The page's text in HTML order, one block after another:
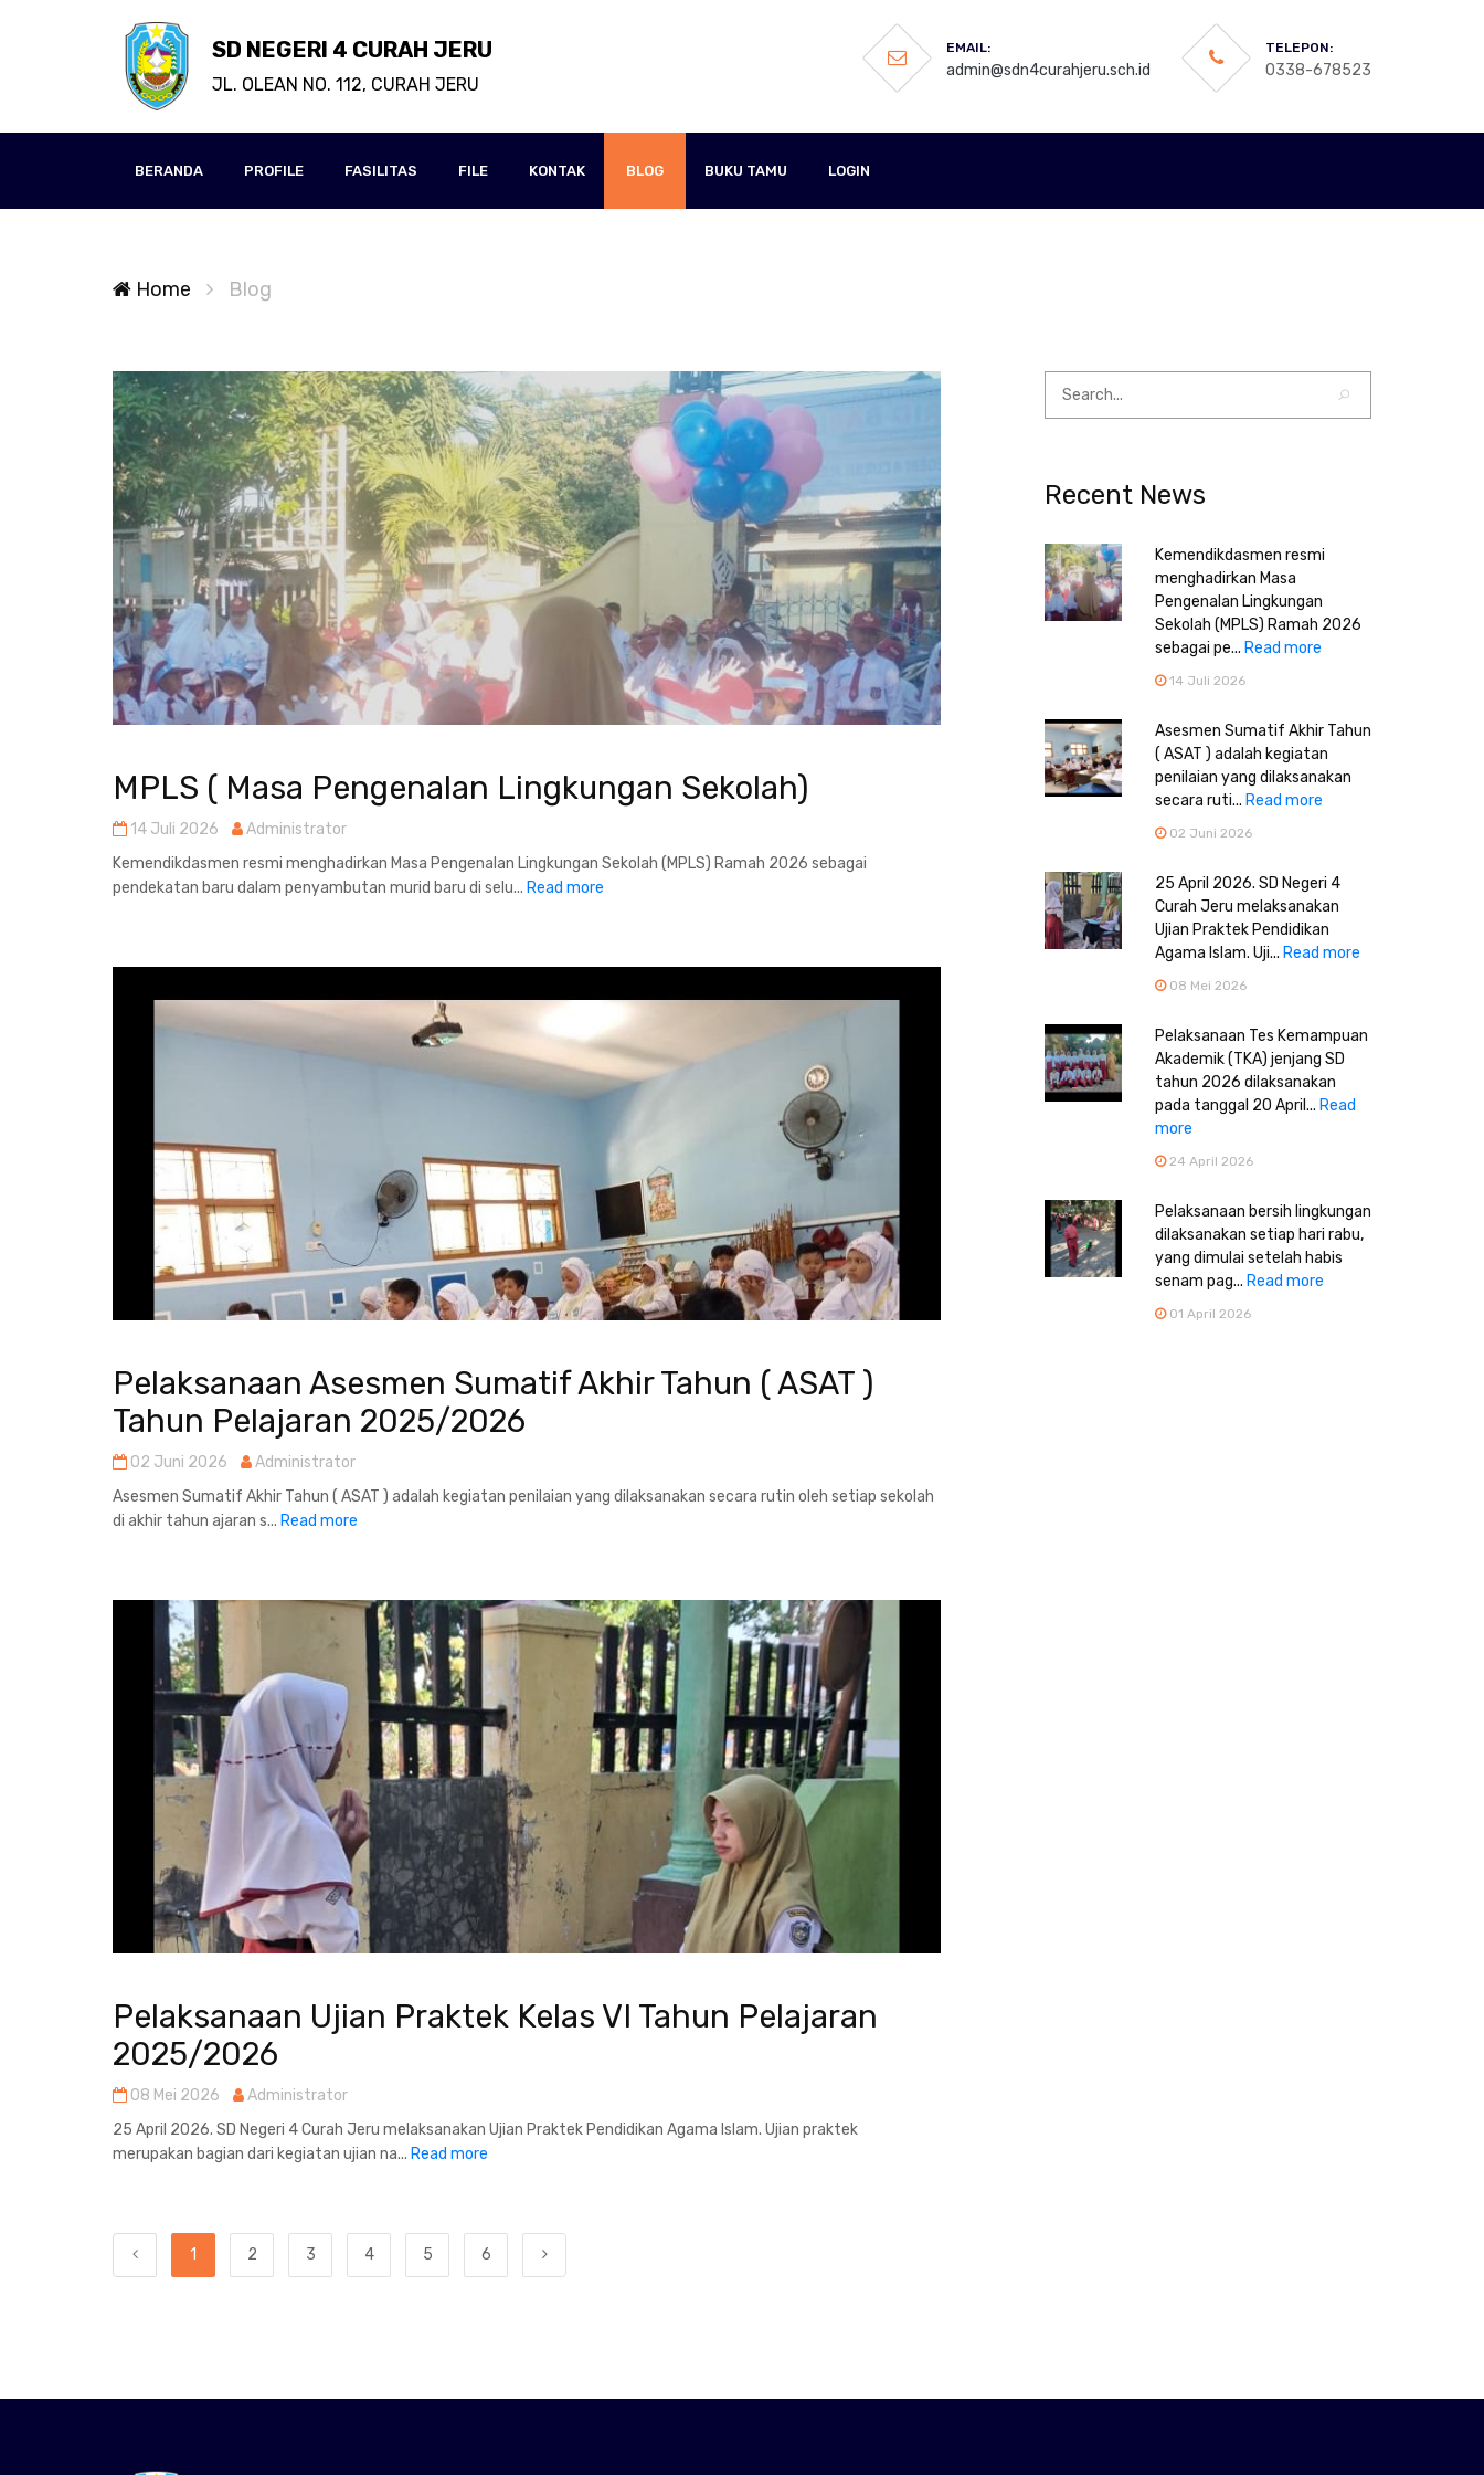
SD NEGERI 4 CURAH JERU
JL. OLEAN NO. 112, CURAH JERU
EMAIL:
admin@sdn4curahjeru.sch.id
TELEPON:
0338-678523
BERANDA PROFILE FASILITAS FILE KONTAK BLOG BUKU TAMU LOGIN
Home Blog
MPLS ( Masa Pengenalan Lingkungan Sekolah)
14 Juli 2026
Administrator
Kemendikdasmen resmi menghadirkan Masa Pengenalan Lingkungan Sekolah (MPLS) Ramah 2026 sebagai
pendekatan baru dalam penyambutan murid baru di selu... Read more
Pelaksanaan Asesmen Sumatif Akhir Tahun ( ASAT )
Tahun Pelajaran 2025/2026
02 Juni 2026
Administrator
Asesmen Sumatif Akhir Tahun ( ASAT ) adalah kegiatan penilaian yang dilaksanakan secara rutin oleh setiap sekolah
di akhir tahun ajaran s... Read more
Pelaksanaan Ujian Praktek Kelas VI Tahun Pelajaran
2025/2026
08 Mei 2026
Administrator
25 April 2026. SD Negeri 4 Curah Jeru melaksanakan Ujian Praktek Pendidikan Agama Islam. Ujian praktek
merupakan bagian dari kegiatan ujian na... Read more
1 2 3 4 5 6
Recent News
Kemendikdasmen resmi
menghadirkan Masa
Pengenalan Lingkungan
Sekolah (MPLS) Ramah 2026
sebagai pe... Read more
14 Juli 2026
Asesmen Sumatif Akhir Tahun
( ASAT ) adalah kegiatan
penilaian yang dilaksanakan
secara ruti... Read more
02 Juni 2026
25 April 2026. SD Negeri 4
Curah Jeru melaksanakan
Ujian Praktek Pendidikan
Agama Islam. Uji... Read more
08 Mei 2026
Pelaksanaan Tes Kemampuan
Akademik (TKA) jenjang SD
tahun 2026 dilaksanakan
pada tanggal 20 April... Read
more
24 April 2026
Pelaksanaan bersih lingkungan
dilaksanakan setiap hari rabu,
yang dimulai setelah habis
senam pag... Read more
01 April 2026